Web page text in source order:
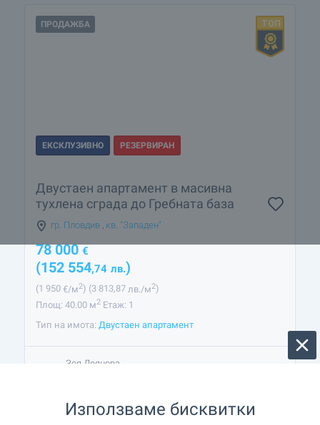
ПРОДАЖБА
ЕКСКЛУЗИВНО РЕЗЕРВИРАН
Двустаен апартамент в масивна
тухлена сграда до Гребната база
гр. Пловдив , кв. "Западен"
78 000€
(152 554,74 лв.)
(1 950 €/м2) (3 813,87 лв./м2)
Площ: 40.00 м2 Етаж: 1
Тип на имота: Двустаен апартамент
Зоя Деянова
Използваме бисквитки